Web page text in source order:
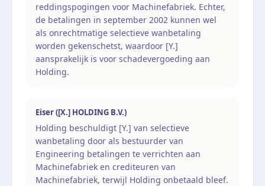
reddingspogingen voor Machinefabriek. Echter,
de betalingen in september 2002 kunnen wel
als onrechtmatige selectieve wanbetaling
worden gekenschetst, waardoor [Y.]
aansprakelijk is voor schadevergoeding aan
Holding.
Eiser ([X.] HOLDING B.V.)
Holding beschuldigt [Y.] van selectieve
wanbetaling door als bestuurder van
Engineering betalingen te verrichten aan
Machinefabriek en crediteuren van
Machinefabriek, terwijl Holding onbetaald bleef.